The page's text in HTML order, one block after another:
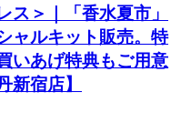
ス＞｜「香水夏市」
ャルキット販売。特
いあげ特典もご用意
新宿店】